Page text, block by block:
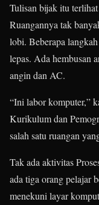
Tulisan bijak itu
Ruangannya tak
lobi. Beberapa
lepas. Ada hembusan
angin dan AC.
“Ini labor komputer,”
Kurikulum dan
salah satu ruangan
Tak ada aktivitas
ada tiga orang pelajar
menekuni layar